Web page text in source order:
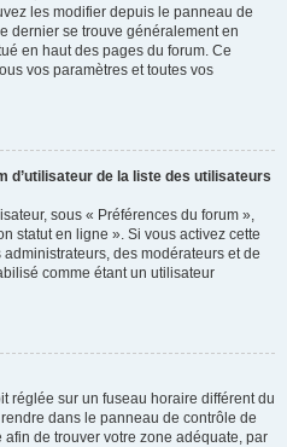
les modifier depuis le panneau de
dernier se trouve généralement en
en haut des pages du forum. Ce
vos paramètres et toutes vos
d’utilisateur de la liste des utilisateurs
sous « Préférences du forum »,
statut en ligne ». Si vous activez cette
des modérateurs et de
comme étant un utilisateur
réglée sur un fuseau horaire différent du
dans le panneau de contrôle de
afin de trouver votre zone adéquate, par